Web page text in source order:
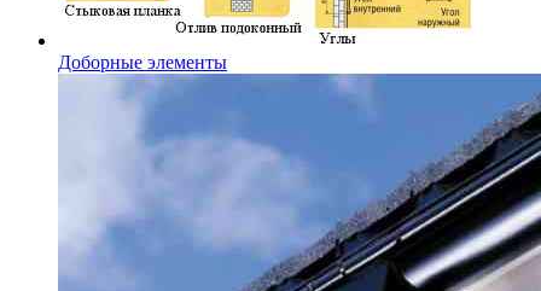
Доборные элементы